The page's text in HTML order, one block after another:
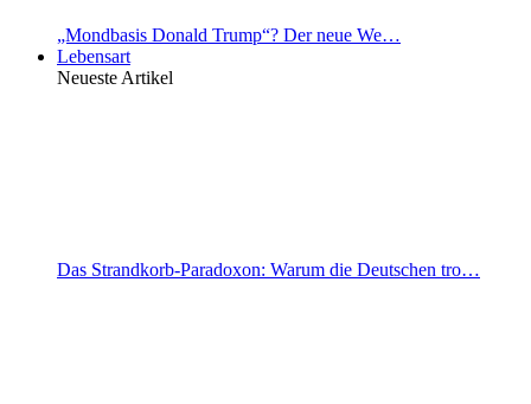
„Mondbasis Donald Trump“? Der neue We…
Lebensart
Neueste Artikel
Das Strandkorb-Paradoxon: Warum die Deutschen tro…